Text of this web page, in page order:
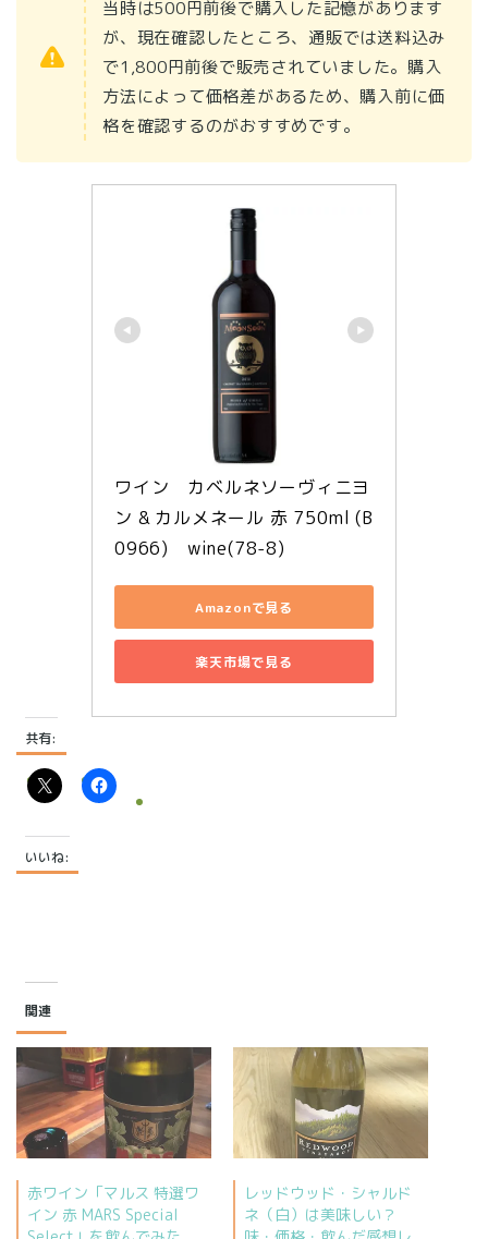
当時は500円前後で購入した記憶があります
が、現在確認したところ、通販では送料込み
で1,800円前後で販売されていました。購入
方法によって価格差があるため、購入前に価
格を確認するのがおすすめです。
ワイン　カベルネソーヴィニヨ
ン & カルメネール 赤 750ml (B
0966)　wine(78-8)
Amazonで見る
楽天市場で見る
共有:
いいね:
関連
赤ワイン「マルス 特選ワ
イン 赤 MARS Special
レッドウッド・シャルド
ネ（白）は美味しい？